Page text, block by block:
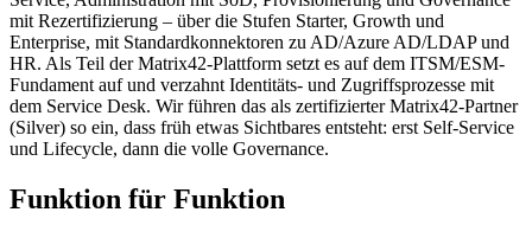
mit Rezertifizierung – über die Stufen Starter, Growth und
Enterprise, mit Standardkonnektoren zu AD/Azure AD/LDAP und
HR. Als Teil der Matrix42-Plattform setzt es auf dem ITSM/ESM-
Fundament auf und verzahnt Identitäts- und Zugriffsprozesse mit
dem Service Desk. Wir führen das als zertifizierter Matrix42-Partner
(Silver) so ein, dass früh etwas Sichtbares entsteht: erst Self-Service
und Lifecycle, dann die volle Governance.
Funktion für Funktion